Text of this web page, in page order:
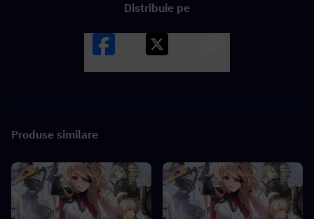
Distribuie pe
Produse similare